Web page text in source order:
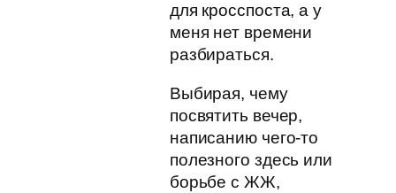
для кросспоста, а у
меня нет времени
разбираться.
Выбирая, чему
посвятить вечер,
написанию чего-то
полезного здесь или
борьбе с ЖЖ,